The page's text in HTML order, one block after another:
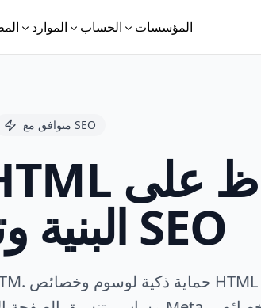
الموارد الحساب المؤسسات
متوافق مع SEO
البنية وتحسين SEO